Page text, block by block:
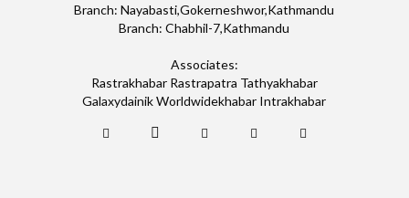
Branch: Nayabasti,Gokerneshwor,Kathmandu
Branch: Chabhil-7,Kathmandu
Associates:
Rastrakhabar Rastrapatra Tathyakhabar
Galaxydainik Worldwidekhabar Intrakhabar